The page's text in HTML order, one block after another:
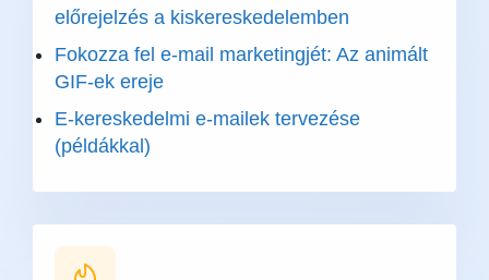
előrejelzés a kiskereskedelemben
Fokozza fel e-mail marketingjét: Az animált
GIF-ek ereje
E-kereskedelmi e-mailek tervezése
(példákkal)